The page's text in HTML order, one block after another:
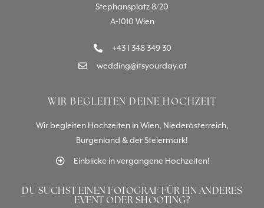
Stephansplatz 8/20
A-1010 Wien
+43 1 348 349 30
wedding@itsyourday.at
WIR BEGLEITEN DEINE HOCHZEIT
Wir begleiten Hochzeiten in Wien, Niederösterreich,
Burgenland & der Steiermark!
Einblicke in vergangene Hochzeiten!
DU SUCHST EINEN FOTOGRAF FÜR EIN ANDERES
EVENT ODER SHOOTING?